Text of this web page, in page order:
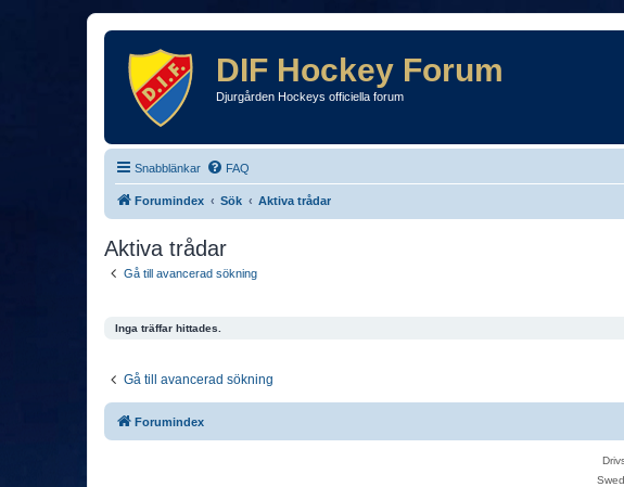
DIF Hockey Forum
Djurgården Hockeys officiella forum
Snabblänkar FAQ
Forumindex Sök Aktiva trådar
Aktiva trådar
Gå till avancerad sökning
Inga träffar hittades.
Gå till avancerad sökning
Forumindex